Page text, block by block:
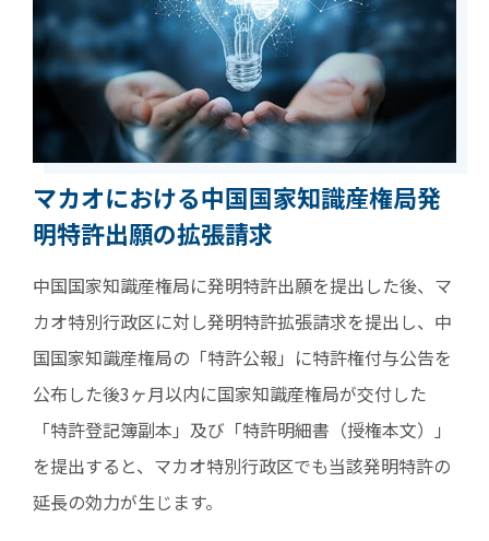
マカオにおける中国国家知識産権局発
明特許出願の拡張請求
中国国家知識産権局に発明特許出願を提出した後、マ
カオ特別行政区に対し発明特許拡張請求を提出し、中
国国家知識産権局の「特許公報」に特許権付与公告を
公布した後3ヶ月以内に国家知識産権局が交付した
「特許登記簿副本」及び「特許明細書（授権本文）」
を提出すると、マカオ特別行政区でも当該発明特許の
延長の効力が生じます。